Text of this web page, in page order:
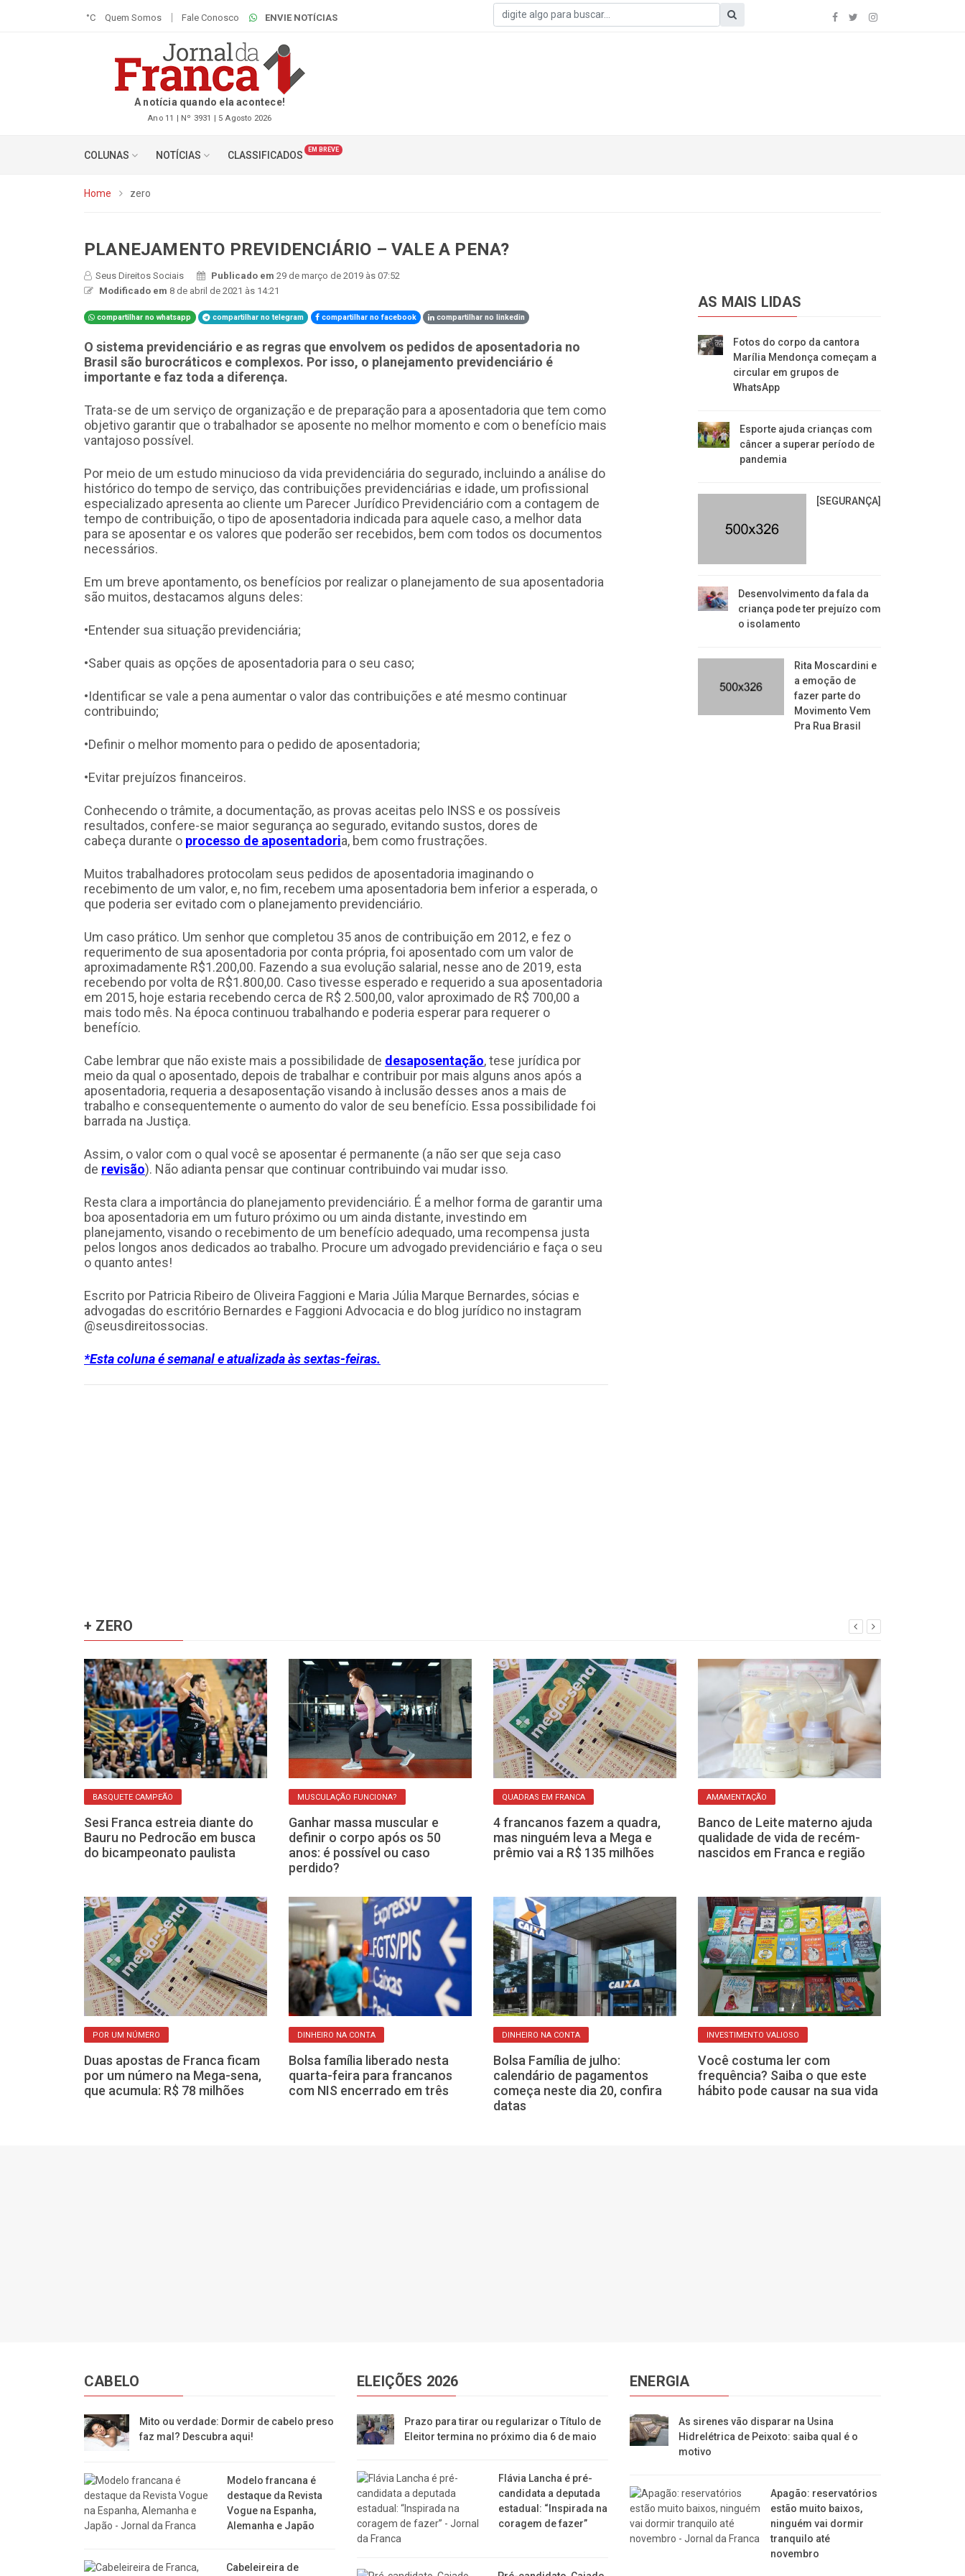
°C Quem Somos Fale Conosco ENVIE NOTÍCIAS
A notícia quando ela acontece!
Ano 11 | Nº 3931 | 5 Agosto 2026
COLUNAS NOTÍCIAS CLASSIFICADOS EM BREVE
Home zero
PLANEJAMENTO PREVIDENCIÁRIO – VALE A PENA?
Seus Direitos Sociais Publicado em29 de março de 2019 às 07:52
Modificado em 8 de abril de 2021 às 14:21
compartilhar no whatsapp compartilhar no telegram compartilhar no facebook compartilhar no linkedin
O sistema previdenciário e as regras que envolvem os pedidos de aposentadoria no
Brasil são burocráticos e complexos. Por isso, o planejamento previdenciário é
importante e faz toda a diferença.
Trata-se de um serviço de organização e de preparação para a aposentadoria que tem como
objetivo garantir que o trabalhador se aposente no melhor momento e com o benefício mais
vantajoso possível.
Por meio de um estudo minucioso da vida previdenciária do segurado, incluindo a análise do
histórico do tempo de serviço, das contribuições previdenciárias e idade, um profissional
especializado apresenta ao cliente um Parecer Jurídico Previdenciário com a contagem de
tempo de contribuição, o tipo de aposentadoria indicada para aquele caso, a melhor data
para se aposentar e os valores que poderão ser recebidos, bem com todos os documentos
necessários.
Em um breve apontamento, os benefícios por realizar o planejamento de sua aposentadoria
são muitos, destacamos alguns deles:
•Entender sua situação previdenciária;
•Saber quais as opções de aposentadoria para o seu caso;
•Identificar se vale a pena aumentar o valor das contribuições e até mesmo continuar
contribuindo;
•Definir o melhor momento para o pedido de aposentadoria;
•Evitar prejuízos financeiros.
Conhecendo o trâmite, a documentação, as provas aceitas pelo INSS e os possíveis
resultados, confere-se maior segurança ao segurado, evitando sustos, dores de
cabeça durante o processo de aposentadoria, bem como frustrações.
Muitos trabalhadores protocolam seus pedidos de aposentadoria imaginando o
recebimento de um valor, e, no fim, recebem uma aposentadoria bem inferior a esperada, o
que poderia ser evitado com o planejamento previdenciário.
Um caso prático. Um senhor que completou 35 anos de contribuição em 2012, e fez o
requerimento de sua aposentadoria por conta própria, foi aposentado com um valor de
aproximadamente R$1.200,00. Fazendo a sua evolução salarial, nesse ano de 2019, esta
recebendo por volta de R$1.800,00. Caso tivesse esperado e requerido a sua aposentadoria
em 2015, hoje estaria recebendo cerca de R$ 2.500,00, valor aproximado de R$ 700,00 a
mais todo mês. Na época continuou trabalhando e poderia esperar para requerer o
benefício.
Cabe lembrar que não existe mais a possibilidade de desaposentação, tese jurídica por
meio da qual o aposentado, depois de trabalhar e contribuir por mais alguns anos após a
aposentadoria, requeria a desaposentação visando à inclusão desses anos a mais de
trabalho e consequentemente o aumento do valor de seu benefício. Essa possibilidade foi
barrada na Justiça.
Assim, o valor com o qual você se aposentar é permanente (a não ser que seja caso
de revisão). Não adianta pensar que continuar contribuindo vai mudar isso.
Resta clara a importância do planejamento previdenciário. É a melhor forma de garantir uma
boa aposentadoria em um futuro próximo ou um ainda distante, investindo em
planejamento, visando o recebimento de um benefício adequado, uma recompensa justa
pelos longos anos dedicados ao trabalho. Procure um advogado previdenciário e faça o seu
o quanto antes!
Escrito por Patricia Ribeiro de Oliveira Faggioni e Maria Júlia Marque Bernardes, sócias e
advogadas do escritório Bernardes e Faggioni Advocacia e do blog jurídico no instagram
@seusdireitossocias.
*Esta coluna é semanal e atualizada às sextas-feiras.​​​​​​​​
AS MAIS LIDAS
Fotos do corpo da cantora
Marília Mendonça começam a
circular em grupos de
WhatsApp
Esporte ajuda crianças com
câncer a superar período de
pandemia
[SEGURANÇA]
Desenvolvimento da fala da
criança pode ter prejuízo com
o isolamento
Rita Moscardini e
a emoção de
fazer parte do
Movimento Vem
Pra Rua Brasil
+ ZERO
BASQUETE CAMPEÃO
Sesi Franca estreia diante do
Bauru no Pedrocão em busca
do bicampeonato paulista
MUSCULAÇÃO FUNCIONA?
Ganhar massa muscular e
definir o corpo após os 50
anos: é possível ou caso
perdido?
QUADRAS EM FRANCA
4 francanos fazem a quadra,
mas ninguém leva a Mega e
prêmio vai a R$ 135 milhões
AMAMENTAÇÃO
Banco de Leite materno ajuda
qualidade de vida de recém-
nascidos em Franca e região
POR UM NÚMERO
Duas apostas de Franca ficam
por um número na Mega-sena,
que acumula: R$ 78 milhões
DINHEIRO NA CONTA
Bolsa família liberado nesta
quarta-feira para francanos
com NIS encerrado em três
DINHEIRO NA CONTA
Bolsa Família de julho:
calendário de pagamentos
começa neste dia 20, confira
datas
INVESTIMENTO VALIOSO
Você costuma ler com
frequência? Saiba o que este
hábito pode causar na sua vida
CABELO
Mito ou verdade: Dormir de cabelo preso
faz mal? Descubra aqui!
Modelo francana é
destaque da Revista
Vogue na Espanha,
Alemanha e Japão
Cabeleireira de
ELEIÇÕES 2026
Prazo para tirar ou regularizar o Título de
Eleitor termina no próximo dia 6 de maio
Flávia Lancha é pré-
candidata a deputada
estadual: “Inspirada na
coragem de fazer”
ENERGIA
As sirenes vão disparar na Usina
Hidrelétrica de Peixoto: saiba qual é o
motivo
Apagão: reservatórios
estão muito baixos,
ninguém vai dormir
tranquilo até
novembro